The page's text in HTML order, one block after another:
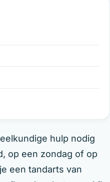
hulp nodig
op een zondag of op
een tandarts van